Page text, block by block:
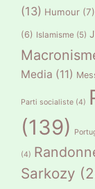
(13) Humour (7)
(6) Islamisme (5)
Media (11)
Parti socialiste (4)
(139)
(4)
Sarkozy